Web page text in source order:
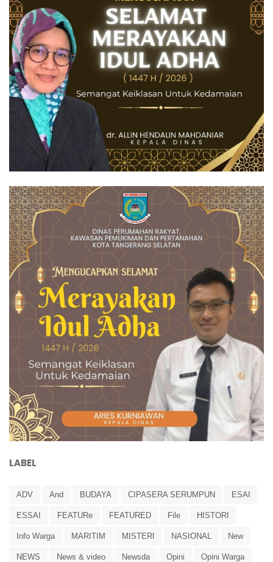
LABEL
ADV And BUDAYA CIPASERA SERUMPUN ESAI
ESSAI FEATURe FEATURED File HISTORI
Info Warga MARITIM MISTERI NASIONAL New
NEWS News & video Newsda Opini Opini Warga